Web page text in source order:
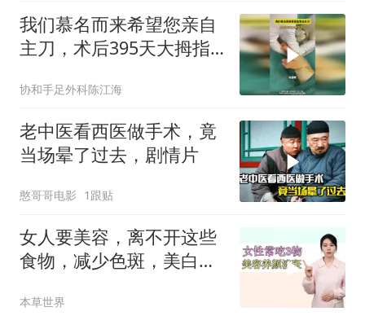
我们慕名而来希望您亲自
主刀，术后395天大拇指
协和手足外科陈江海
老中医看西医做手术，竟
当场晕了过去，剧情片
憨哥哥电影 1跟贴
女人要美容，离不开这些
食物，减少色斑，美白肌
本草世界